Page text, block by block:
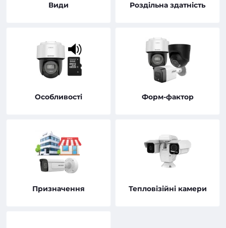
Види Роздільна здатність
Особливості Форм-фактор
Призначення Тепловізійні камери